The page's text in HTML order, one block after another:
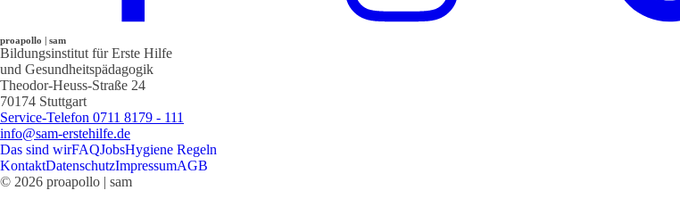
proapollo | sam
Bildungsinstitut für Erste Hilfe
und Gesundheitspädagogik
Theodor-Heuss-Straße 24
70174 Stuttgart
Service-Telefon 0711 8179 - 111
info@sam-erstehilfe.de
Das sind wirFAQJobsHygiene Regeln
KontaktDatenschutzImpressumAGB
© 2026 proapollo | sam